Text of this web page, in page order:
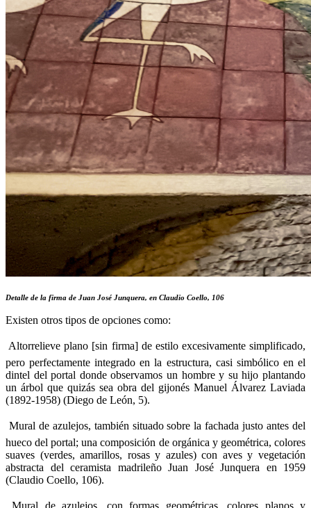
Detalle de la firma de Juan José Junquera, en Claudio Coello, 106
Existen otros tipos de opciones como:
 Altorrelieve plano [sin firma] de estilo excesivamente simplificado,
pero perfectamente integrado en la estructura, casi simbólico en el
dintel del portal donde observamos un hombre y su hijo plantando
un árbol que quizás sea obra del gijonés Manuel Álvarez Laviada
(1892-1958) (Diego de León, 5).
Mural de azulejos, también situado sobre la fachada justo antes del
hueco del portal; una composición de orgánica y geométrica, colores
suaves (verdes, amarillos, rosas y azules) con aves y vegetación
abstracta del ceramista madrileño Juan José Junquera en 1959
(Claudio Coello, 106).
 Mural de azulejos, con formas geométricas, colores planos y